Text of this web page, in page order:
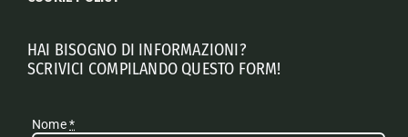
HAI BISOGNO DI INFORMAZIONI?
SCRIVICI COMPILANDO QUESTO FORM!
Nome*